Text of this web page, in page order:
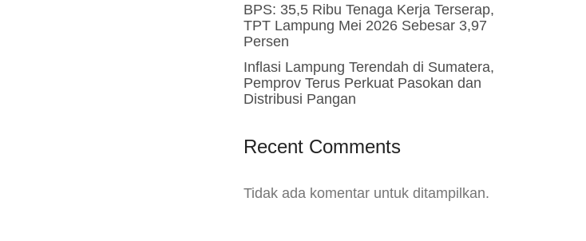
BPS: 35,5 Ribu Tenaga Kerja Terserap,
TPT Lampung Mei 2026 Sebesar 3,97
Persen
Inflasi Lampung Terendah di Sumatera,
Pemprov Terus Perkuat Pasokan dan
Distribusi Pangan
Recent Comments
Tidak ada komentar untuk ditampilkan.